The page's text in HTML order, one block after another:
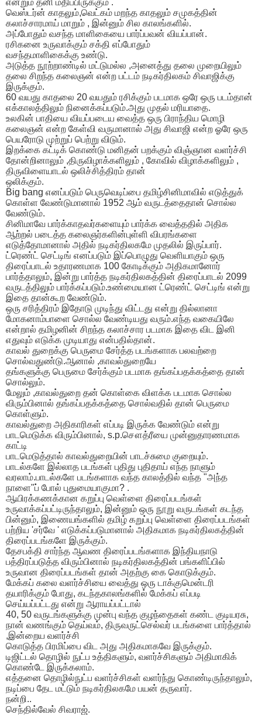
என்றும் தனி மதிப்பிருக்கும் .
வெஸ்டர்ன் காதலும்,வெட்கம் மறந்த காதலும் சமுகத்தின்
கலாச்சாரமாய் மாறும் , இன்னும் சில காலங்களில்.
அப்போதும் வசந்த மாளிகையை பார்ப்பவன் வியப்பான்.
ரசிகனை உருவாக்கும் சக்தி எப்போதும்
வசந்தமாளிகைக்கு உண்டு.
அடுத்த நூற்றாண்டில் மட்டுமல்ல ,அனைத்து தலை முறையிலும்
தலை சிறந்த கலைஞன் என்ற பட்டம் நடிகர்திலகம் சிவாஜிக்கு
இருக்கும்.
60 வயது காதலை 20 வயதும் ரசிக்கும் படமாக ஒரே ஒரு படம்தான்
எக்காலத்திலும் நினைக்கப்படும்.அது முதல் மரியாதை.
உலகின் பாதியை வியப்படைய வைத்த ஒரு பிராந்திய மொழி
கலைஞன் என்ற கேள்வி வருமானால் அது சிவாஜி என்ற ஓரே ஒரு
பெயரோடு முற்றுப் பெற்று விடும்.
இறக்கை கட்டிக் கொண்டு மனிதன் பறக்கும் விஞ்ஞான வளர்ச்சி
தோன்றினாலும் ,திருவிழாக்களிலும் , கோவில் விழாக்களிலும் ,
திருவிளையாடல் ஒலிச்சித்திரம் தான்
ஒலிக்கும்.
Big bang எனப்படும் பெருவெடிப்பை தமிழ்சினிமாவில் எடுத்துக்
கொள்ள வேண்டுமானால் 1952 ஆம் வருடத்தைதான் சொல்ல
வேண்டும்.
சினிமாவே பார்க்காதவர்களையும் பார்க்க வைத்ததில் அதிக
ஆற்றல் படைத்த கலைஞர்களின்புள்ளி விபரங்களை
எடுத்தோமானால் அதில் நடிகர்திலகமே முதலில் இருப்பார்.
ட்ரெண்ட் செட்டிங் எனப்படும் இப்பொழுது வெளியாகும் ஒரு
திரைப்பாடல் உதாரணமாக 100 கோடிக்கும் அதிகமானோர்
பார்த்தாலும், இன்று பார்த்த நடிகர்திலகத்தின் திரைப்பாடல் 2099
வருடத்திலும் பார்க்கப்படும்.உண்மையான ட்ரெண்ட் செட்டிங் என்று
இதை தான்கூற வேண்டும்.
ஒரு சரித்திரம் இதோடு முடிந்து விட்டது என்று தில்லானா
மோகனாம்பாளை சொல்ல வேண்டியது வரும்.எந்த வகையிலே
என்றால் தமிழனின் சிறந்த கலாச்சார படமாக இதை விட இனி
எதுவும் எடுக்க முடியாது என்பதில்தான்.
காவல் துறைக்கு பெருமை சேர்த்த படங்களாக பலவற்றை
சொல்வதுண்டு.ஆனால் ,காவல்துறையே
தங்களுக்கு பெருமை சேர்க்கும் படமாக தங்கப்பதக்கத்தை தான்
சொல்லும்.
மேலும் ,காவல்துறை தன் கொள்கை விளக்க படமாக சொல்ல
விரும்பினால் தங்கப்பதக்கத்தை சொல்வதில் தான் பெருமை
கொள்ளும்.
காவல்துறை அதிகாரிகள் எப்படி இருக்க வேண்டும் என்று
பாடமெடுக்க விரும்பினால், s.p.சௌத்ரீயை முன்னுதாரணமாக
காட்டி
பாடமெடுத்தால் காவல்துறையின் பாடச்சுமை குறையும்.
பாடல்களே இல்லாத படங்கள் புதிது புதிதாய் எந்த நாளும்
வரலாம்.பாடல்களே படங்களாக வந்த காலத்தில் வந்த "அந்த
நாளை"ப் போல் புதுமையாகுமா? .
ஆயிரக்கணக்கான கறுப்பு வெள்ளை திரைப்படங்கள்
உருவாக்கப்பட்டிருந்தாலும், இன்னும் ஒரு நூறு வருடங்கள் கடந்த
பின்னும், இணையங்களில் தமிழ் கறுப்பு வெள்ளை திரைப்படங்கள்
பற்றிய 'சர்வே ' எடுக்கப்படுமானால் அதிகமாக நடிகர்திலகத்தின்
திரைப்படங்களே இருக்கும்.
தேசபக்தி சார்ந்த ஆவண திரைப்படங்களாக இந்தியநாடு
பத்திரப்படுத்த விரும்பினால் நடிகர்திலகத்தின் பங்களிப்பில்
உருவான திரைப்படங்கள் தான் அதற்கு கை கொடுக்கும்.
மேக்கப் கலை வளர்ச்சியை வைத்து ஒரு டாக்குமென்டரி
தயாரிக்கும் போது, கடந்தகாலங்களில் மேக்கப் எப்படி
செய்யப்பட்டது என்று ஆராயப்பட்டால்
40, 50 வருடங்களுக்கு முன்பு வந்த குழந்தைகள் கண்ட குடியரசு,
நான் வணங்கும் தெய்வம், திருவருட்செல்வர் படங்களை பார்த்தால்
,இன்றைய வளர்ச்சி
கொடுத்த பிரமிப்பை விட அது அதிகமாகவே இருக்கும்.
டிஜிட்டல் தொழில் நுட்ப உத்திகளும், வளர்ச்சிகளும் அதிமாகிக்
கொண்டே இருக்கலாம்.
எத்தனை தொழில்நுட்ப வளர்ச்சிகள் வளர்ந்து கொண்டிருந்தாலும்,
நடிப்பை தேட மட்டும் நடிகர்திலகமே பயன் தருவார்.
நன்றி..
செந்தில்வேல் சிவராஜ்.